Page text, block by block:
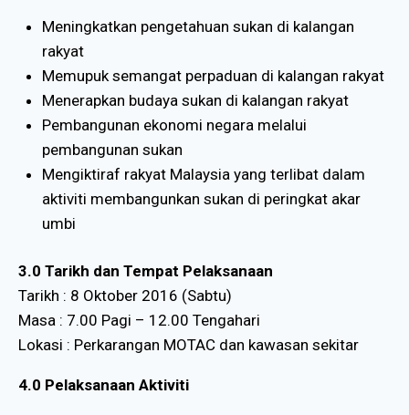
Meningkatkan pengetahuan sukan di kalangan
rakyat
Memupuk semangat perpaduan di kalangan rakyat
Menerapkan budaya sukan di kalangan rakyat
Pembangunan ekonomi negara melalui
pembangunan sukan
Mengiktiraf rakyat Malaysia yang terlibat dalam
aktiviti membangunkan sukan di peringkat akar
umbi
3.0 Tarikh dan Tempat Pelaksanaan
Tarikh : 8 Oktober 2016 (Sabtu)
Masa : 7.00 Pagi – 12.00 Tengahari
Lokasi : Perkarangan MOTAC dan kawasan sekitar
4.0 Pelaksanaan Aktiviti